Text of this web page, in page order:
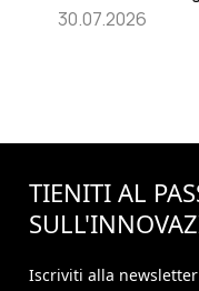
30.07.2026
TIENITI AL
SULL'
Iscriviti alla